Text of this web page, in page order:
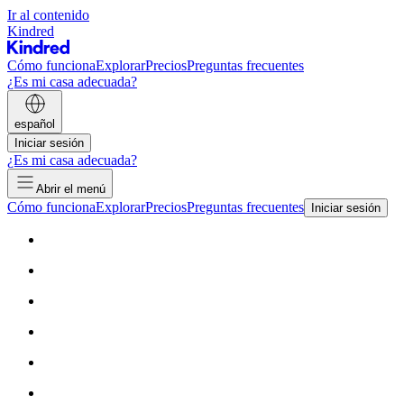
Ir al contenido
Kindred
Cómo funcionaExplorarPreciosPreguntas frecuentes
¿Es mi casa adecuada?
español
Iniciar sesión
¿Es mi casa adecuada?
Abrir el menú
Cómo funcionaExplorarPreciosPreguntas frecuentes Iniciar sesión